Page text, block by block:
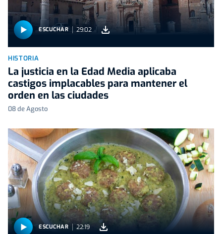
ESCUCHAR 29:02
HISTORIA
La justicia en la Edad Media aplicaba
castigos implacables para mantener el
orden en las ciudades
08 de Agosto
ESCUCHAR 22:19